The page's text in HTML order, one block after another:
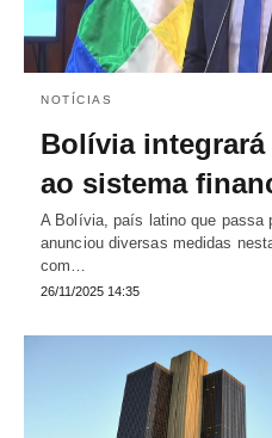
NOTÍCIAS
Bolívia
ao sistema
A Bolívia, país latino que passa
anunciou diversas medidas
com…
26/11/2025 14:35